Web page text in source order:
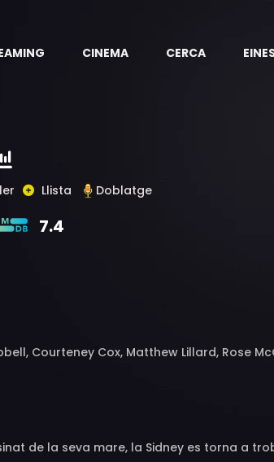
CINEMA CERCA
Llista Doblatge
7.4
Courteney Cox, Matthew Lillard, Rose
Liev Schreiber, Drew Barrymore, Roger L.
Hecht, Lois Saunders, Lisa Beach, Tony
Leonora Scelfo, Nancy Anne Ridder,
de la seva mare, la Sidney es torna a